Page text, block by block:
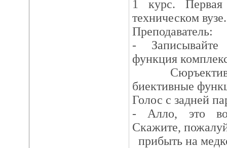
1 курс.
техническом вузе.
Преподаватель:
- Записывайте
функция
биективные
Голос с задней
- Алло, это
Скажите,
прибыть на